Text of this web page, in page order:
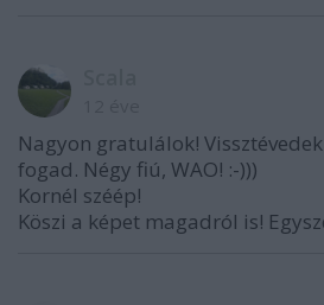
Nagyon gratulálok!
fogad. Négy fiú, WAO! :-)))
Kornél széép!
Köszi a képet magadról is!